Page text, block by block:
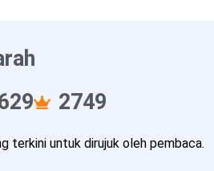
2749
terkini untuk dirujuk oleh pembaca.